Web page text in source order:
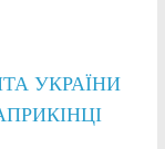
УКРАЇНИ